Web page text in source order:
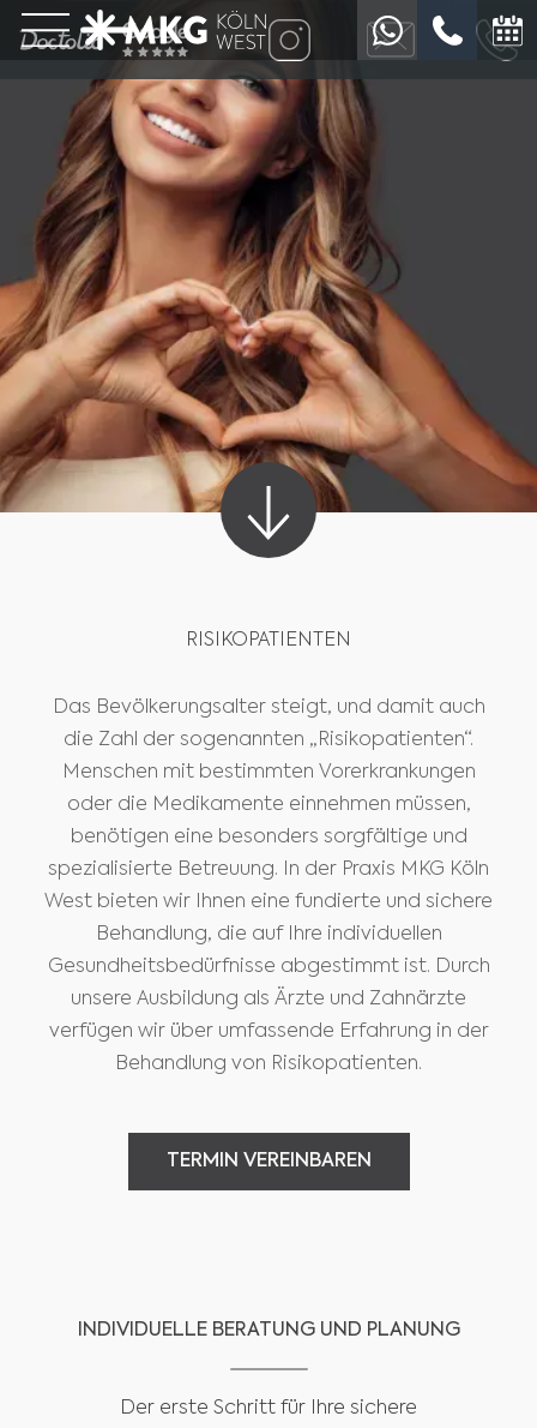
RISIKOPATIENTEN
Das Bevölkerungsalter steigt, und damit auch
die Zahl der sogenannten „Risikopatienten“.
Menschen mit bestimmten Vorerkrankungen
oder die Medikamente einnehmen müssen,
benötigen eine besonders sorgfältige und
spezialisierte Betreuung. In der Praxis MKG Köln
West bieten wir Ihnen eine fundierte und sichere
Behandlung, die auf Ihre individuellen
Gesundheitsbedürfnisse abgestimmt ist. Durch
unsere Ausbildung als Ärzte und Zahnärzte
verfügen wir über umfassende Erfahrung in der
Behandlung von Risikopatienten.
TERMIN VEREINBAREN
INDIVIDUELLE BERATUNG UND PLANUNG
Der erste Schritt für Ihre sichere